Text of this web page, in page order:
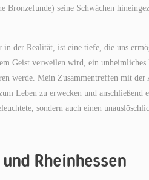
Bronzefunde) seine Schwächen
der Realität, ist eine tiefe, die uns
Geist verweilen wird, ein unheimliches
werde. Mein Zusammentreffen mit der
Leben zu erwecken und anschließend
sondern auch einen
Rheinhessen